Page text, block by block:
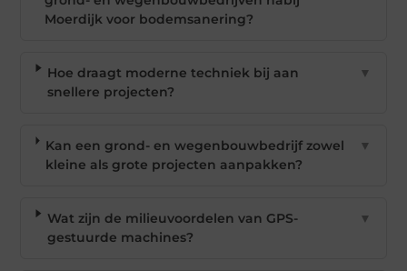
Moerdijk voor bodemsanering?
Hoe draagt moderne techniek bij aan
snellere projecten?
▼
Kan een grond- en wegenbouwbedrijf zowel
kleine als grote projecten aanpakken?
▼
Wat zijn de milieuvoordelen van GPS-
gestuurde machines?
▼